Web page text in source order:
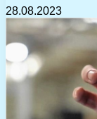
28.08.2023